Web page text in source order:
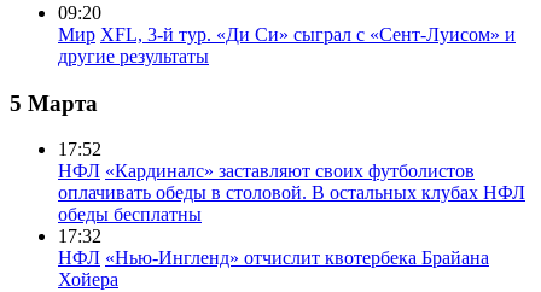
09:20
Мир XFL, 3-й тур. «Ди Си» сыграл с «Сент-Луисом» и
другие результаты
5 Марта
17:52
НФЛ «Кардиналс» заставляют своих футболистов
оплачивать обеды в столовой. В остальных клубах НФЛ
обеды бесплатны
17:32
НФЛ «Нью-Ингленд» отчислит квотербека Брайана
Хойера